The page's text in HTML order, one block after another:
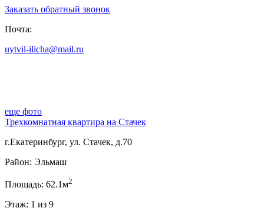
Заказать обратный звонок
Почта:
uytvil-ilicha@mail.ru
еще фото
Трехкомнатная квартира на Стачек
г.Екатеринбург, ул. Стачек, д.70
Район: Эльмаш
Площадь: 62.1м2
Этаж: 1 из 9